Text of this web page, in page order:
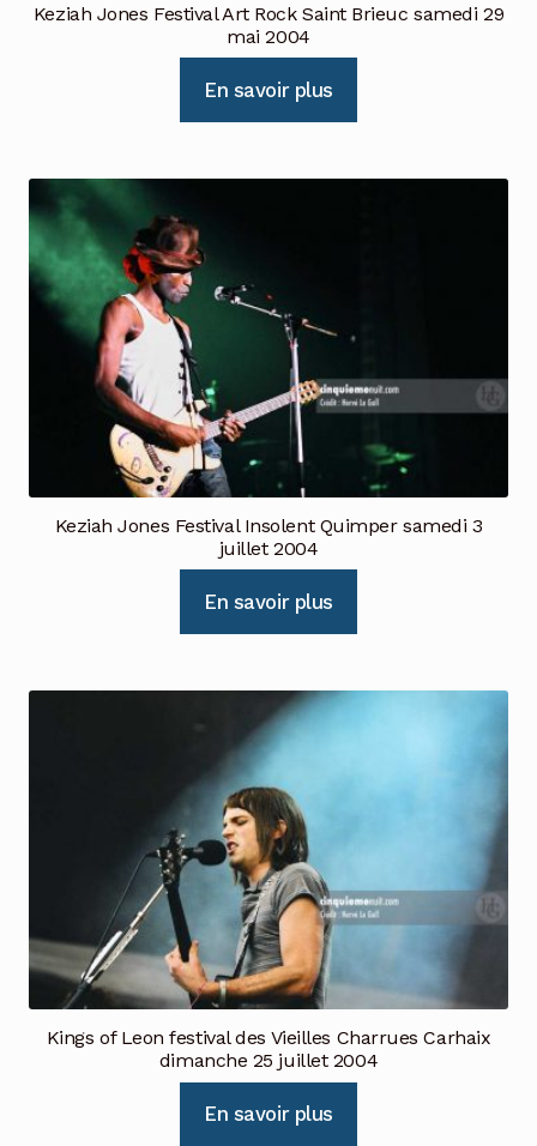
Keziah Jones Festival Art Rock Saint Brieuc samedi 29
mai 2004
En savoir plus
Keziah Jones Festival Insolent Quimper samedi 3
juillet 2004
En savoir plus
Kings of Leon festival des Vieilles Charrues Carhaix
dimanche 25 juillet 2004
En savoir plus